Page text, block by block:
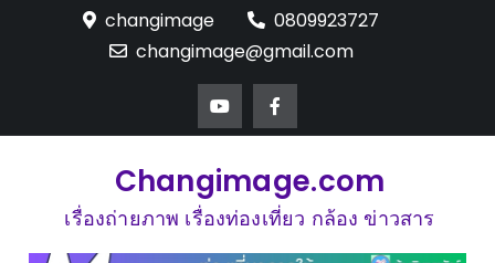
changimage
0809923727
changimage@gmail.com
Changimage.com
เรื่องถ่ายภาพ เรื่องท่องเที่ยว กล้อง ข่าวสาร